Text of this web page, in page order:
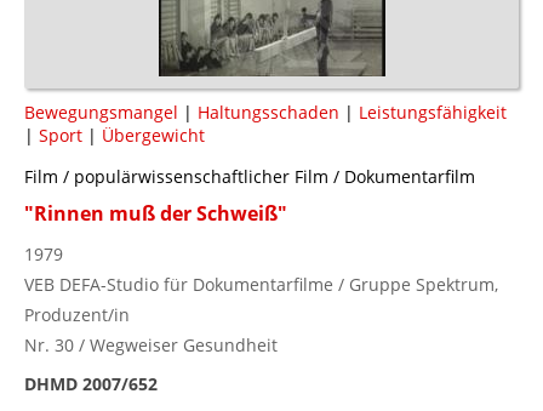
Bewegungsmangel | Haltungsschaden | Leistungsfähigkeit
| Sport | Übergewicht
Film / populärwissenschaftlicher Film / Dokumentarfilm
"Rinnen muß der Schweiß"
1979
VEB DEFA-Studio für Dokumentarfilme / Gruppe Spektrum,
Produzent/in
Nr. 30 / Wegweiser Gesundheit
DHMD 2007/652